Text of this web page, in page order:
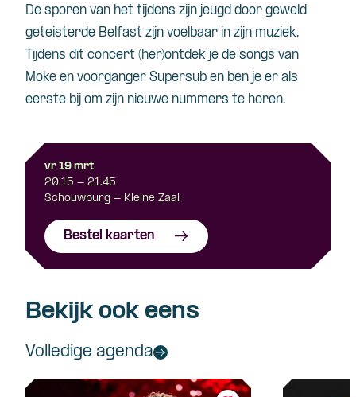
De sporen van het tijdens zijn jeugd door geweld
geteisterde Belfast zijn voelbaar in zijn muziek.
Tijdens dit concert (her)ontdek je de songs van
Moke en voorganger Supersub en ben je er als
eerste bij om zijn nieuwe nummers te horen.
vr 19 mrt
20.15 - 21.45
Schouwburg - Kleine Zaal
Bestel kaarten
Bekijk ook eens
Volledige agenda